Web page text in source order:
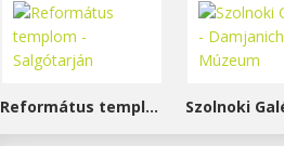
Református templom - Salgótarján